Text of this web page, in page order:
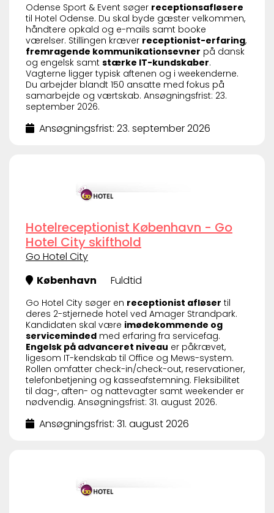
Odense Sport & Event søger receptionsafløsere
til Hotel Odense. Du skal byde gæster velkommen,
håndtere opkald og e-mails samt booke
værelser. Stillingen kræver receptionist-erfaring,
fremragende kommunikationsevner på dansk
og engelsk samt stærke IT-kundskaber.
Vagterne ligger typisk aftenen og i weekenderne.
Du arbejder blandt 150 ansatte med fokus på
samarbejde og værtskab. Ansøgningsfrist: 23.
september 2026.
Ansøgningsfrist: 23. september 2026
Hotelreceptionist København - Go
Hotel City skifthold
Go Hotel City
København
Fuldtid
Go Hotel City søger en receptionist afløser til
deres 2-stjernede hotel ved Amager Strandpark.
Kandidaten skal være imødekommende og
serviceminded med erfaring fra servicefag.
Engelsk på advanceret niveau er påkrævet,
ligesom IT-kendskab til Office og Mews-system.
Rollen omfatter check-in/check-out, reservationer,
telefonbetjening og kasseafstemning. Fleksibilitet
til dag-, aften- og nattevagter samt weekender er
nødvendig. Ansøgningsfrist: 31. august 2026.
Ansøgningsfrist: 31. august 2026